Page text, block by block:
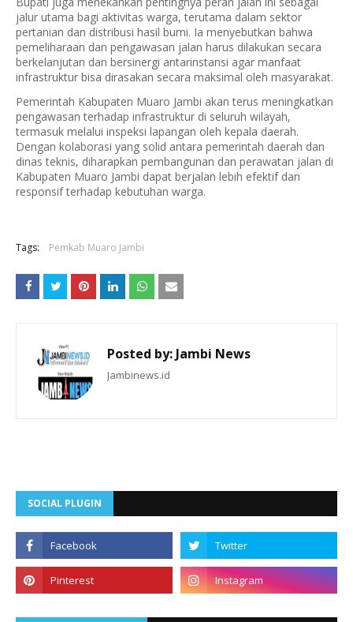
jalur utama bagi aktivitas warga, terutama dalam sektor
pertanian dan distribusi hasil bumi. Ia menyebutkan bahwa
pemeliharaan dan pengawasan jalan harus dilakukan secara
berkelanjutan dan bersinergi antarinstansi agar manfaat
infrastruktur bisa dirasakan secara maksimal oleh masyarakat.
Pemerintah Kabupaten Muaro Jambi akan terus meningkatkan
pengawasan terhadap infrastruktur di seluruh wilayah,
termasuk melalui inspeksi lapangan oleh kepala daerah.
Dengan kolaborasi yang solid antara pemerintah daerah dan
dinas teknis, diharapkan pembangunan dan perawatan jalan di
Kabupaten Muaro Jambi dapat berjalan lebih efektif dan
responsif terhadap kebutuhan warga.
Tags: Pemkab Muaro Jambi
Posted by:Jambi News
Jambinews.id
SOCIAL PLUGIN